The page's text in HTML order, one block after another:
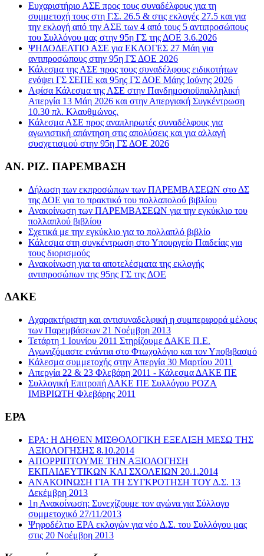
Ευχαριστήριο ΑΣΕ προς τους συναδέλφους για τη
συμμετοχή τους στη Γ.Σ. 26.5 & στις εκλογές 27.5 και για
την εκλογή από την ΑΣΕ των 4 από τους 5 αντιπροσώπους
του Συλλόγου μας στην 95η ΓΣ της ΔΟΕ 3.6.2026
ΨΗΔΟΔΕΛΤΙΟ ΑΣΕ για ΕΚΛΟΓΕΣ 27 Μάη για
αντιπροσώπους στην 95η ΓΣ ΔΟΕ 2026
Κάλεσμα της ΑΣΕ προς τους συναδέλφους ειδικοτήτων
ενόψει ΓΣ ΣΕΠΕ και 95ης ΓΣ ΔΟΕ Μάης Ιούνης 2026
Αφίσα Κάλεσμα της ΑΣΕ στην Πανδημοσιοϋπαλληλική
Απεργία 13 Μάη 2026 και στην Απεργιακή Συγκέντρωση
10.30 πλ. Κλαυθμώνος.
Κάλεσμα ΑΣΕ προς αναπληρωτές συναδέλφους για
αγωνιστική απάντηση στις απολύσεις και για αλλαγή
συσχετισμού στην 95η ΓΣ ΔΟΕ 2026
ΑΝ. ΡΙΖ. ΠΑΡΕΜΒΑΣΗ
Δήλωση των εκπροσώπων των ΠΑΡΕΜΒΑΣΕΩΝ στο ΔΣ
της ΔΟΕ για το πρακτικό του πολλαπολού βιβλίου
Ανακοίνωση των ΠΑΡΕΜΒΑΣΕΩΝ για την εγκύκλιο του
πολλαπλού βιβλίου
Σχετικά με την εγκύκλιο για το πολλαπλό βιβλίο
Κάλεσμα στη συγκέντρωση στο Υπουργείο Παιδείας για
τους διορισμούς
Ανακοίνωση για τα αποτελέσματα της εκλογής
αντιπροσώπων της 95ης ΓΣ της ΔΟΕ
ΔΑΚΕ
Αχαρακτήριστη και αντισυναδελφική η συμπεριφορά μέλους
των Παρεμβάσεων 21 Νοέμβρη 2013
Τετάρτη 1 Ιουνίου 2011 Στηρίζουμε ΔΑΚΕ Π.Ε.
Αγωνιζόμαστε ενάντια στο Φτωχολόγιο και τον Υποβιβασμό
Κάλεσμα συμμετοχής στην Απεργία 30 Μαρτίου 2011
Απεργία 22 & 23 Φλεβάρη 2011 - Κάλεσμα ΔΑΚΕ ΠΕ
Συλλογική Επιτροπή ΔΑΚΕ ΠΕ Συλλόγου ΡΟΖΑ
ΙΜΒΡΙΩΤΗ Φλεβάρης 2011
ΕΡΑ
ΕΡΑ: Η ΔΗΘΕΝ ΜΙΣΘΟΛΟΓΙΚΗ ΕΞΕΛΙΞΗ ΜΕΣΩ ΤΗΣ
ΑΞΙΟΛΟΓΗΣΗΣ 8.10.2014
ΑΠΟΡΡΙΠΤΟΥΜΕ ΤΗΝ ΑΞΙΟΛΟΓΗΣΗ
ΕΚΠΑΙΔΕΥΤΙΚΩΝ ΚΑΙ ΣΧΟΛΕΙΩΝ 20.1.2014
ΑΝΑΚΟΙΝΩΣΗ ΓΙΑ ΤΗ ΣΥΓΚΡΟΤΗΣΗ ΤΟΥ Δ.Σ. 13
Δεκέμβρη 2013
1η Ανακοίνωση: Συνεχίζουμε τον αγώνα για Σύλλογο
συμμετοχικό 27/11/2013
Ψηφοδέλτιο ΕΡΑ εκλογών για νέο Δ.Σ. του Συλλόγου μας
στις 20 Νοέμβρη 2013